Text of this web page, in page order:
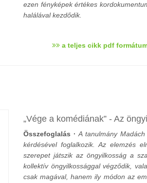
ezen fényképek értékes
halálával kezdődik.
a teljes cikk pdf
Vége a komédiának - Az
Összefoglalás · A tanulmány
kérdésével foglalkozik. Az elemzés
szerepet játszik az öngyilkosság a
kollektív öngyilkossággal végződik,
csak magával, hanem ily módon az